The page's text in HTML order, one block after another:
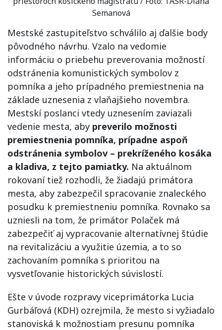
Semanová
Mestské zastupiteľstvo schválilo aj ďalšie body
pôvodného návrhu. Vzalo na vedomie
informáciu o priebehu preverovania možností
odstránenia komunistických symbolov z
pomníka a jeho prípadného premiestnenia na
základe uznesenia z vlaňajšieho novembra.
Mestskí poslanci vtedy uznesením zaviazali
vedenie mesta, aby preverilo možnosti
premiestnenia pomníka, prípadne aspoň
odstránenia symbolov – prekríženého kosáka
a kladiva, z tejto pamiatky. Na aktuálnom
rokovaní tiež rozhodli, že žiadajú primátora
mesta, aby zabezpečil spracovanie znaleckého
posudku k premiestneniu pomníka. Rovnako sa
uzniesli na tom, že primátor Polaček má
zabezpečiť aj vypracovanie alternatívnej štúdie
na revitalizáciu a využitie územia, a to so
zachovaním pomníka s prioritou na
vysvetľovanie historických súvislostí.
Ešte v úvode rozpravy viceprimátorka Lucia
Gurbáľová (KDH) ozrejmila, že mesto si vyžiadalo
stanoviská k možnostiam presunu pomníka